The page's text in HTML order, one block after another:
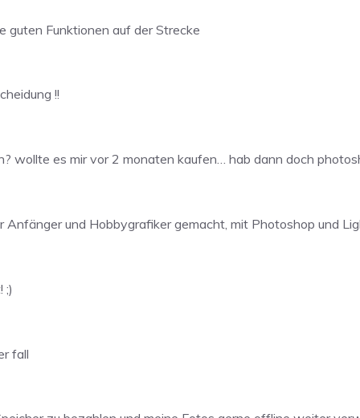
guten Funktionen auf der Strecke
!!
wollte es mir vor 2 monaten kaufen… hab dann doch
Anfänger und Hobbygrafiker gemacht, mit Photoshop und
;)
fall